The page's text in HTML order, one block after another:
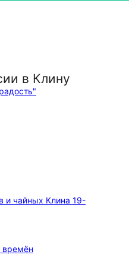
в Клину
и чайных Клина 19-